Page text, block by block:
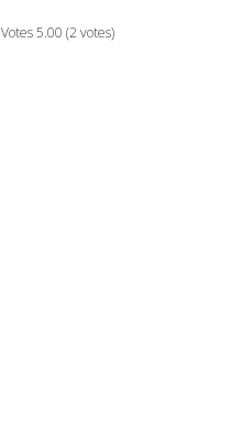
Votes 5.00 (2 votes)